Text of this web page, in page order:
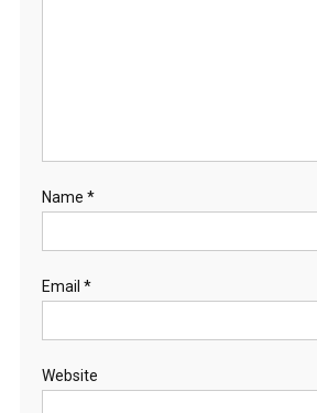
Name *
Email *
Website